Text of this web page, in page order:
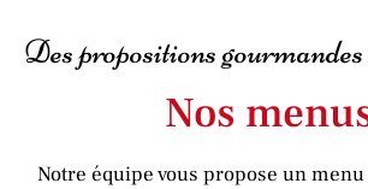
Des propositions gourmandes
Nos
Notre équipe vous propose un